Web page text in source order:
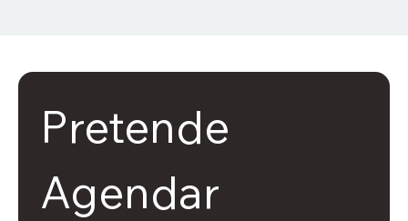
Pretende
Agendar